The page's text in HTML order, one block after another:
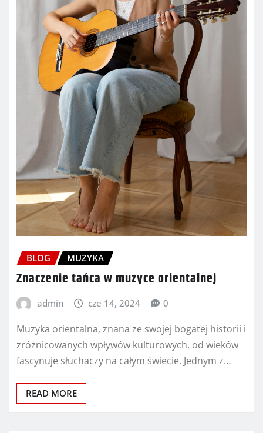
BLOG MUZYKA
Znaczenie tańca w muzyce orientalnej
admin cze 14, 2024 0
Muzyka orientalna, znana ze swojej bogatej historii i
zróżnicowanych wpływów kulturowych, od wieków
fascynuje słuchaczy na całym świecie. Jednym z…
READ MORE